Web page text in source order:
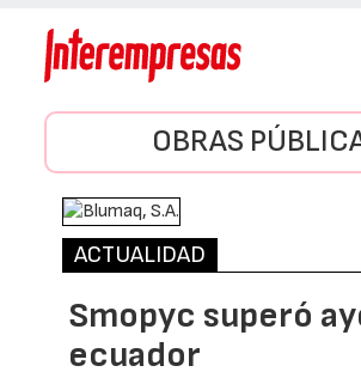
OBRAS
ACTUALIDAD
Smopyc superó
ecuador